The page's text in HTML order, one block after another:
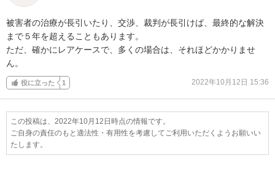
被害者の治療が長引いたり、交渉、裁判が長引けば、最終的な解決
まで５年を超えることもあります。
ただ、確かにレアケースで、多くの場合は、それほどかかりませ
ん。
役に立った 1 2022年10月12日 15:36
この投稿は、2022年10月12日時点の情報です。
ご自身の責任のもと適法性・有用性を考慮してご利用いただくようお願いい
たします。